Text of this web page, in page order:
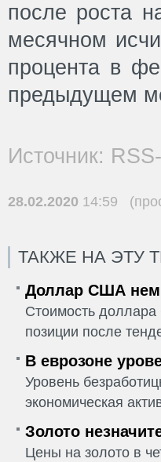
после роста
месячном
процента в
предыдущем
Источник:
28.02.2020 14:59
ТАКЖЕ НА ЭТУ
Доллар США
Стоимость
позиции после
В еврозоне
Уровень
экономическая
Золото
Цены на золото в